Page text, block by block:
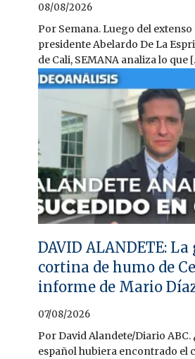
08/08/2026
Por Semana. Luego del
presidente Abelardo De La
de Cali, SEMANA analiza lo que
DAVID ALANDETE: La
cortina de humo de
informe de Mario
07/08/2026
Por David Alandete/Diario ABC.
español hubiera encontrado el